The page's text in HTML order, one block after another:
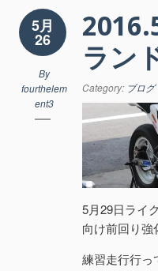
5月
26
By
fourthelem
ent3
ラン
Category: ブログ
5月29日ライ
向け前回り強
練習走行行っ